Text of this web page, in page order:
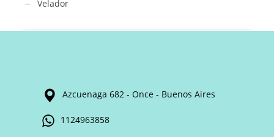
Velador
Azcuenaga 682 - Once - Buenos Aires
1124963858